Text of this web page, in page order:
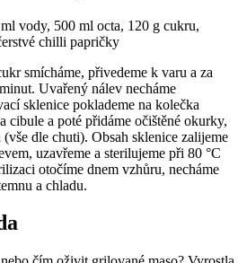
vody, 500 ml octa, 120 g cukru,
chilli papričky
smícháme, přivedeme k varu a za
Uvařený nálev necháme
sklenice poklademe na kolečka
cibule a poté přidáme očištěné okurky,
dle chuti). Obsah sklenice zalijeme
uzavřeme a sterilujeme při 80 °C
otočíme dnem vzhůru, necháme
a chladu.